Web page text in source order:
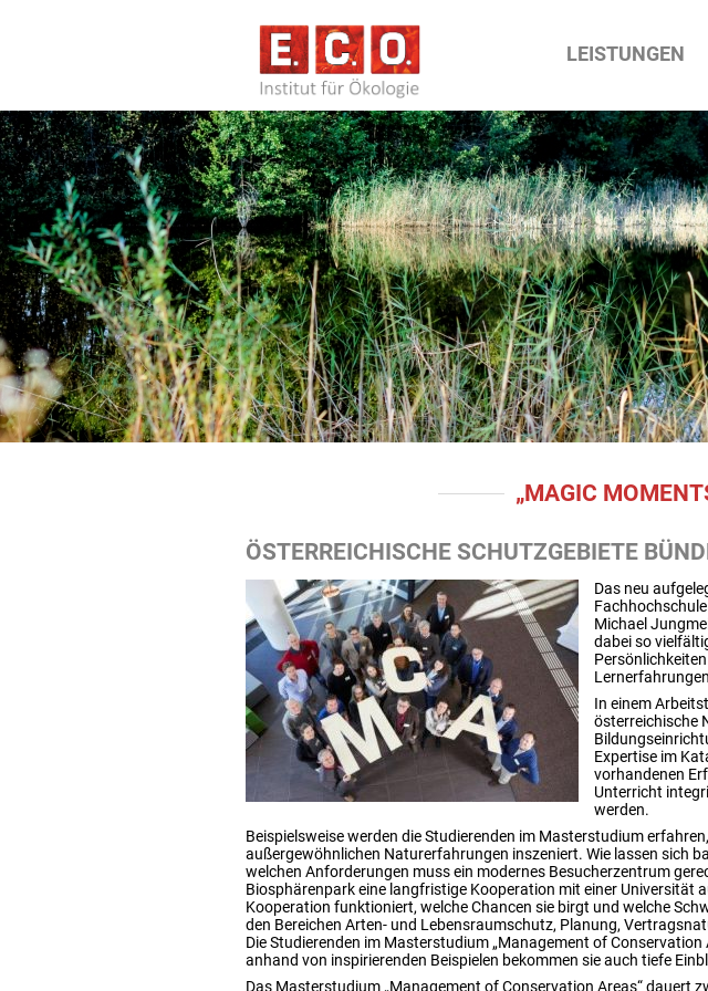
LEISTUNGEN
„MAGIC
ÖSTERREICHISCHE SCHUTZGEBIETE
Das neu
Michael
dabei so
In einem
österreichische
Expertise im
vorhandenen
Unterricht
werden.
Beispielsweise werden die Studierenden im Masterstudium
außergewöhnlichen Naturerfahrungen inszeniert. Wie lassen sich
welchen Anforderungen muss ein modernes Besucherzentrum
Biosphärenpark eine langfristige Kooperation mit einer Universität
Kooperation funktioniert, welche Chancen sie birgt und welche
den Bereichen Arten- und Lebensraumschutz, Planung,
Die Studierenden im Masterstudium „Management of
anhand von inspirierenden Beispielen bekommen sie auch tiefe
Das Masterstudium „Management of Conservation Areas“ dauert